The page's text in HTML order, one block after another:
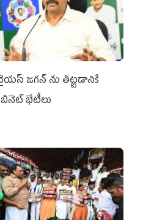
జగన్‌ ను తిట్టడానికే
భేటీలు